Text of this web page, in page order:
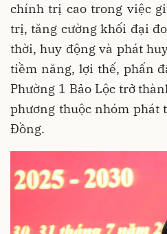
chính trị cao trong việc
trị, tăng cường khối đại
thời, huy động và phát
tiềm năng, lợi thế, phấn
Phường 1 Bảo Lộc trở
phương thuộc nhóm phát
Đồng.